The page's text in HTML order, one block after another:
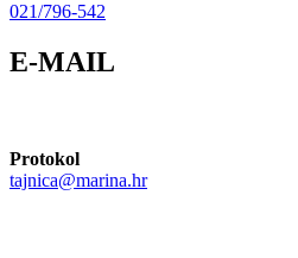
021/796-542
E-MAIL
Protokol
tajnica@marina.hr